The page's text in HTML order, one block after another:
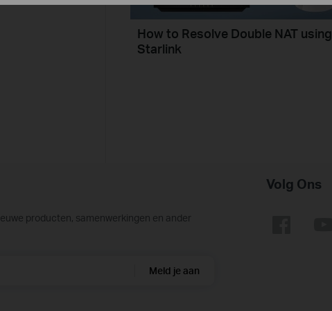
How to Resolve Double NAT using
Starlink
producten, samenwerkingen en ander
Meld je aan
Volg Ons